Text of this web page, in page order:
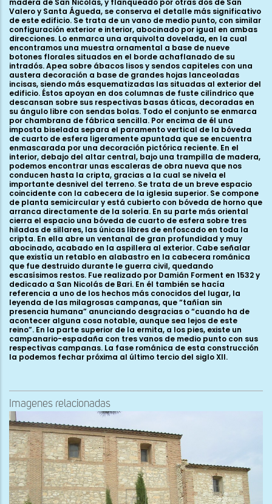
Valero y Santa Águeda, se conserva el detalle más significativo
de este edificio. Se trata de un vano de medio punto, con similar
configuración exterior e interior, abocinado por igual en ambas
direcciones. Lo enmarca una arquivolta dovelada, en la cual
encontramos una muestra ornamental a base de nueve
botones florales situados en el borde achaflanado de su
intradós. Apea sobre ábacos lisos y sendos capiteles con una
austera decoración a base de grandes hojas lanceoladas
incisas, siendo más esquematizadas las situadas al exterior del
edificio. Éstos apoyan en dos columnas de fuste cilíndrico que
descansan sobre sus respectivas basas áticas, decoradas en
su ángulo libre con sendas bolas. Todo el conjunto se enmarca
por chambrana de fábrica sencilla. Por encima de él una
imposta biselada separa el paramento vertical de la bóveda
de cuarto de esfera ligeramente apuntada que se encuentra
enmascarada por una decoración pictórica reciente. En el
interior, debajo del altar central, bajo una trampilla de madera,
podemos encontrar unas escaleras de obra nueva que nos
conducen hasta la cripta, gracias a la cual se nivela el
importante desnivel del terreno. Se trata de un breve espacio
coincidente con la cabecera de la iglesia superior. Se compone
de planta semicircular y está cubierto con bóveda de horno que
arranca directamente de la solería. En su parte más oriental
cierra el espacio una bóveda de cuarto de esfera sobre tres
hiladas de sillares, las únicas libres de enfoscado en toda la
cripta. En ella abre un ventanal de gran profundidad y muy
abocinado, acabado en la aspillera al exterior. Cabe señalar
que existía un retablo en alabastro en la cabecera románica
que fue destruido durante le guerra civil, quedando
escasísimos restos. Fue realizado por Damián Forment en 1532 y
dedicado a San Nicolás de Bari. En él también se hacía
referencia a uno de los hechos más conocidos del lugar, la
leyenda de las milagrosas campanas, que “tañían sin
presencia humana” anunciando desgracias o “cuando ha de
acontecer alguna cosa notable, aunque sea lejos de este
reino”. En la parte superior de la ermita, a los pies, existe un
campanario-espadaña con tres vanos de medio punto con sus
respectivas campanas. La fase románica de esta construcción
la podemos fechar próxima al último tercio del siglo XII.
Imagenes relacionadas